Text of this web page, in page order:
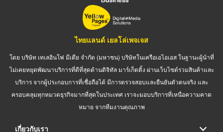
ไทยแลนด์ เยลโล่เพจเจส
โดย บริษัท เทเลอินโฟ มีเดีย จำกัด (มหาชน) บริษัทในเครือเอไอเอส ในฐานะผู้นำที่
ไม่เคยหยุดพัฒนาบริการที่ดีที่สุดด้านดิจิทัล มาร์เก็ตติ้ง ผ่านเว็บไซต์รวมสินค้าและ
บริการ จากผู้ประกอบการที่เชื่อถือได้ มีการตรวจสอบและยืนยันตัวตนจริง และ
ครอบคลุมทุกหมวดธุรกิจมากที่สุดในประเทศ เราจะมอบบริการที่เหนือความคาด
หมาย จากทีมงานคุณภาพ
เกี่ยวกับเรา